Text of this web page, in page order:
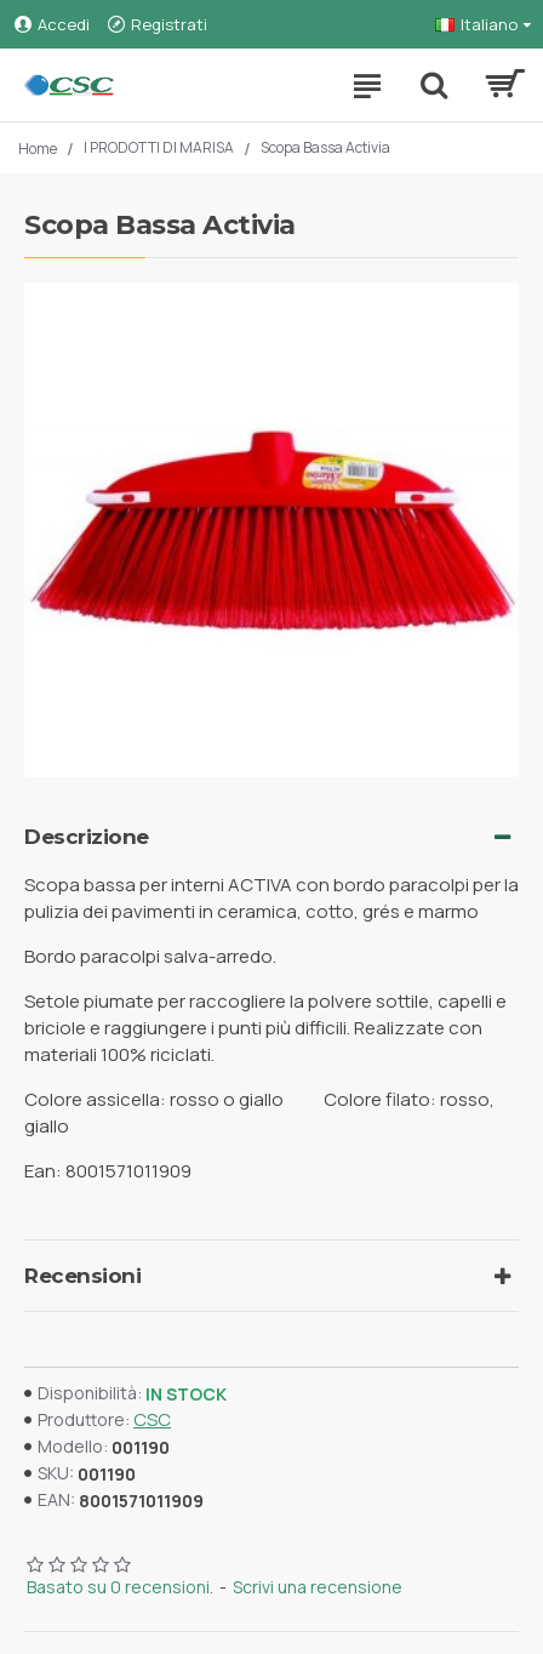
Accedi Registrati Italiano
Home I PRODOTTI DI MARISA Scopa Bassa Activia
Scopa Bassa Activia
Descrizione
Scopa bassa per interni ACTIVA con bordo paracolpi per la
pulizia dei pavimenti in ceramica, cotto, grés e marmo
Bordo paracolpi salva-arredo.
Setole piumate per raccogliere la polvere sottile, capelli e
briciole e raggiungere i punti più difficili. Realizzate con
materiali 100% riciclati.
Colore assicella: rosso o giallo Colore filato: rosso,
giallo
Ean: 8001571011909
Recensioni
Disponibilità: IN STOCK
Produttore: CSC
Modello: 001190
SKU: 001190
EAN: 8001571011909
Basato su 0 recensioni. - Scrivi una recensione